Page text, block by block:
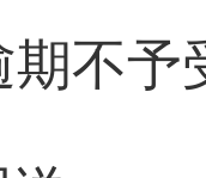
不予